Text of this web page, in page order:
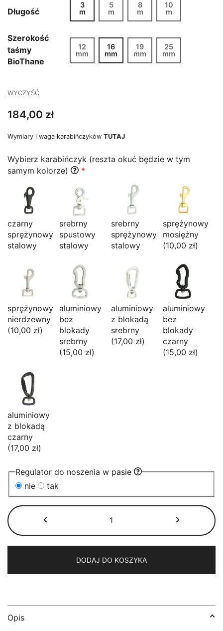
od
179,00 zł
do
289,00 zł
Długość
3
m
5
m
8
m
10
m
Szerokość
taśmy
BioThane
12
mm
16
mm
19
mm
25
mm
WYCZYŚĆ
184,00 zł
Wymiary i waga karabińczyków TUTAJ
Wybierz karabińczyk (reszta okuć będzie w tym
samym kolorze)
*
czarny
sprężynowy
stalowy
srebrny
spustowy
stalowy
srebrny
sprężynowy
stalowy
sprężynowy
mosiężny
(10,00 zł)
sprężynowy
nierdzewny
(10,00 zł)
aluminiowy
bez
blokady
srebrny
(15,00 zł)
aluminiowy
z blokadą
srebrny
(17,00 zł)
aluminiowy
bez
blokady
czarny
(15,00 zł)
aluminiowy
z blokadą
czarny
(17,00 zł)
Regulator do noszenia w pasie
nie
tak
Smycz
przepinana
BioThane®
metaliczny
róż
DODAJ DO KOSZYKA
Opis